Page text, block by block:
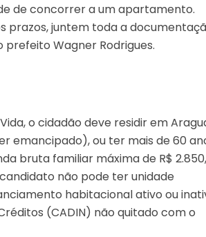
de concorrer a um apartamento.
prazos, juntem toda a
prefeito Wagner Rodrigues.
o cidadão deve residir em
emancipado), ou ter mais de 60
bruta familiar máxima de R$
não pode ter unidade
habitacional ativo ou
(CADIN) não quitado com o